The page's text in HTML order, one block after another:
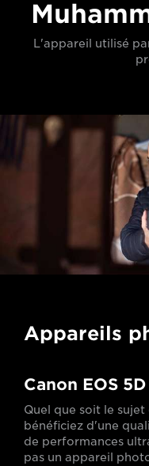
L'appareil utilisé
Appareils
Canon EOS
Quel que soit le
bénéficiez d'une
de performances
pas un appareil